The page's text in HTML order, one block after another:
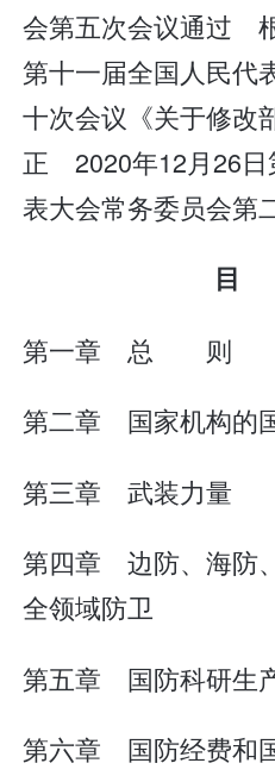
会第五次会议通过
第十一届全国人民代
十次会议《关于修改
正 2020年12月26日
表大会常务委员会第
目
第一章 总 则
第二章 国家机构的
第三章 武装力量
第四章 边防、海防
全领域防卫
第五章 国防科研生
第六章 国防经费和